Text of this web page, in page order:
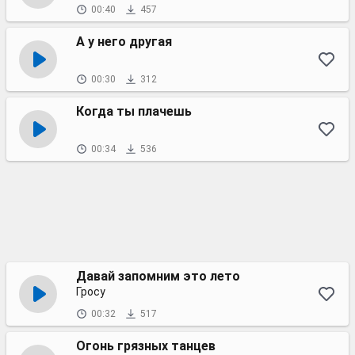
00:40 457
А у него другая
00:30 312
Когда ты плачешь
00:34 536
Давай запомним это лето
Гросу
00:32 517
Огонь грязных танцев